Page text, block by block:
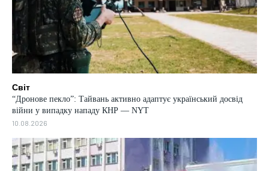
Світ
“Дронове пекло”: Тайвань активно адаптує український досвід
війни у випадку нападу КНР — NYT
10.08.2026